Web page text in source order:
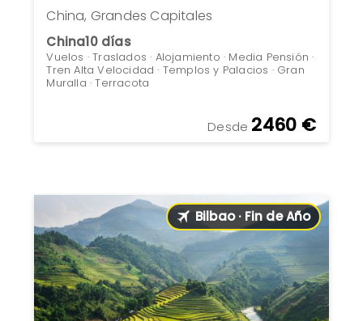
Desde 2460 €
China, Grandes Capitales
China10 días
Vuelos · Traslados · Alojamiento · Media Pensión ·
Tren Alta Velocidad · Templos y Palacios · Gran
Muralla · Terracota
Bilbao · Fin de Año